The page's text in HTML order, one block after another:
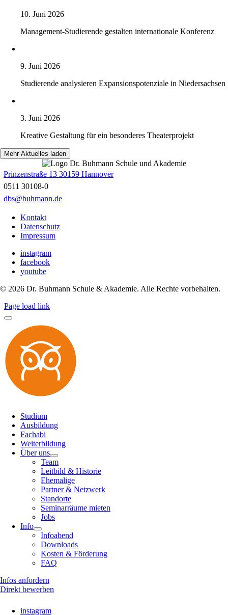
10. Juni 2026
Management-Studierende gestalten internationale Konferenz
9. Juni 2026
Studierende analysieren Expansionspotenziale in Niedersachsen
3. Juni 2026
Kreative Gestaltung für ein besonderes Theaterprojekt
Mehr Aktuelles laden
Prinzenstraße 13 30159 Hannover
0511 30108-0
dbs@buhmann.de
Kontakt
Datenschutz
Impressum
instagram
facebook
youtube
© 2026 Dr. Buhmann Schule & Akademie. Alle Rechte vorbehalten.
Page load link
Studium
Ausbildung
Fachabi
Weiterbildung
Über uns
Team
Leitbild & Historie
Ehemalige
Partner & Netzwerk
Standorte
Seminarräume mieten
Jobs
Info
Infoabend
Downloads
Kosten & Förderung
FAQ
Infos anfordern
Direkt bewerben
instagram